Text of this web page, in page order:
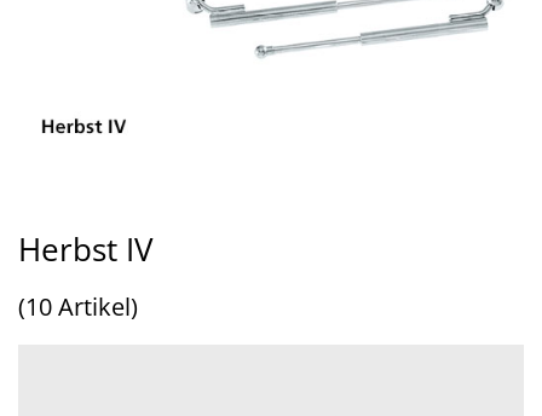
Herbst IV
(10 Artikel)